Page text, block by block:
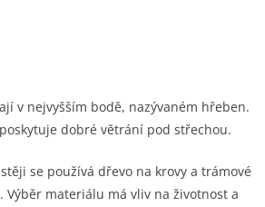
v nejvyšším bodě, nazývaném hřeben.
dobré větrání pod střechou.
se používá dřevo na krovy a trámové
materiálu má vliv na životnost a